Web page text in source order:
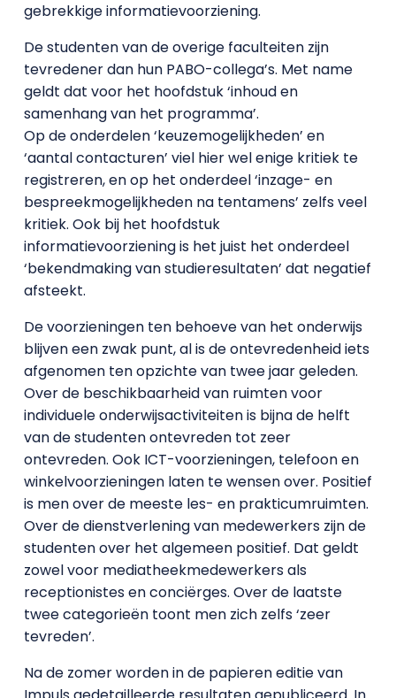
gebrekkige informatievoorziening.
De studenten van de overige faculteiten zijn
tevredener dan hun PABO-collega’s. Met name
geldt dat voor het hoofdstuk ‘inhoud en
samenhang van het programma’.
Op de onderdelen ‘keuzemogelijkheden’ en
‘aantal contacturen’ viel hier wel enige kritiek te
registreren, en op het onderdeel ‘inzage- en
bespreekmogelijkheden na tentamens’ zelfs veel
kritiek. Ook bij het hoofdstuk
informatievoorziening is het juist het onderdeel
‘bekendmaking van studieresultaten’ dat negatief
afsteekt.
De voorzieningen ten behoeve van het onderwijs
blijven een zwak punt, al is de ontevredenheid iets
afgenomen ten opzichte van twee jaar geleden.
Over de beschikbaarheid van ruimten voor
individuele onderwijsactiviteiten is bijna de helft
van de studenten ontevreden tot zeer
ontevreden. Ook ICT-voorzieningen, telefoon en
winkelvoorzieningen laten te wensen over. Positief
is men over de meeste les- en prakticumruimten.
Over de dienstverlening van medewerkers zijn de
studenten over het algemeen positief. Dat geldt
zowel voor mediatheekmedewerkers als
receptionistes en conciërges. Over de laatste
twee categorieën toont men zich zelfs ‘zeer
tevreden’.
Na de zomer worden in de papieren editie van